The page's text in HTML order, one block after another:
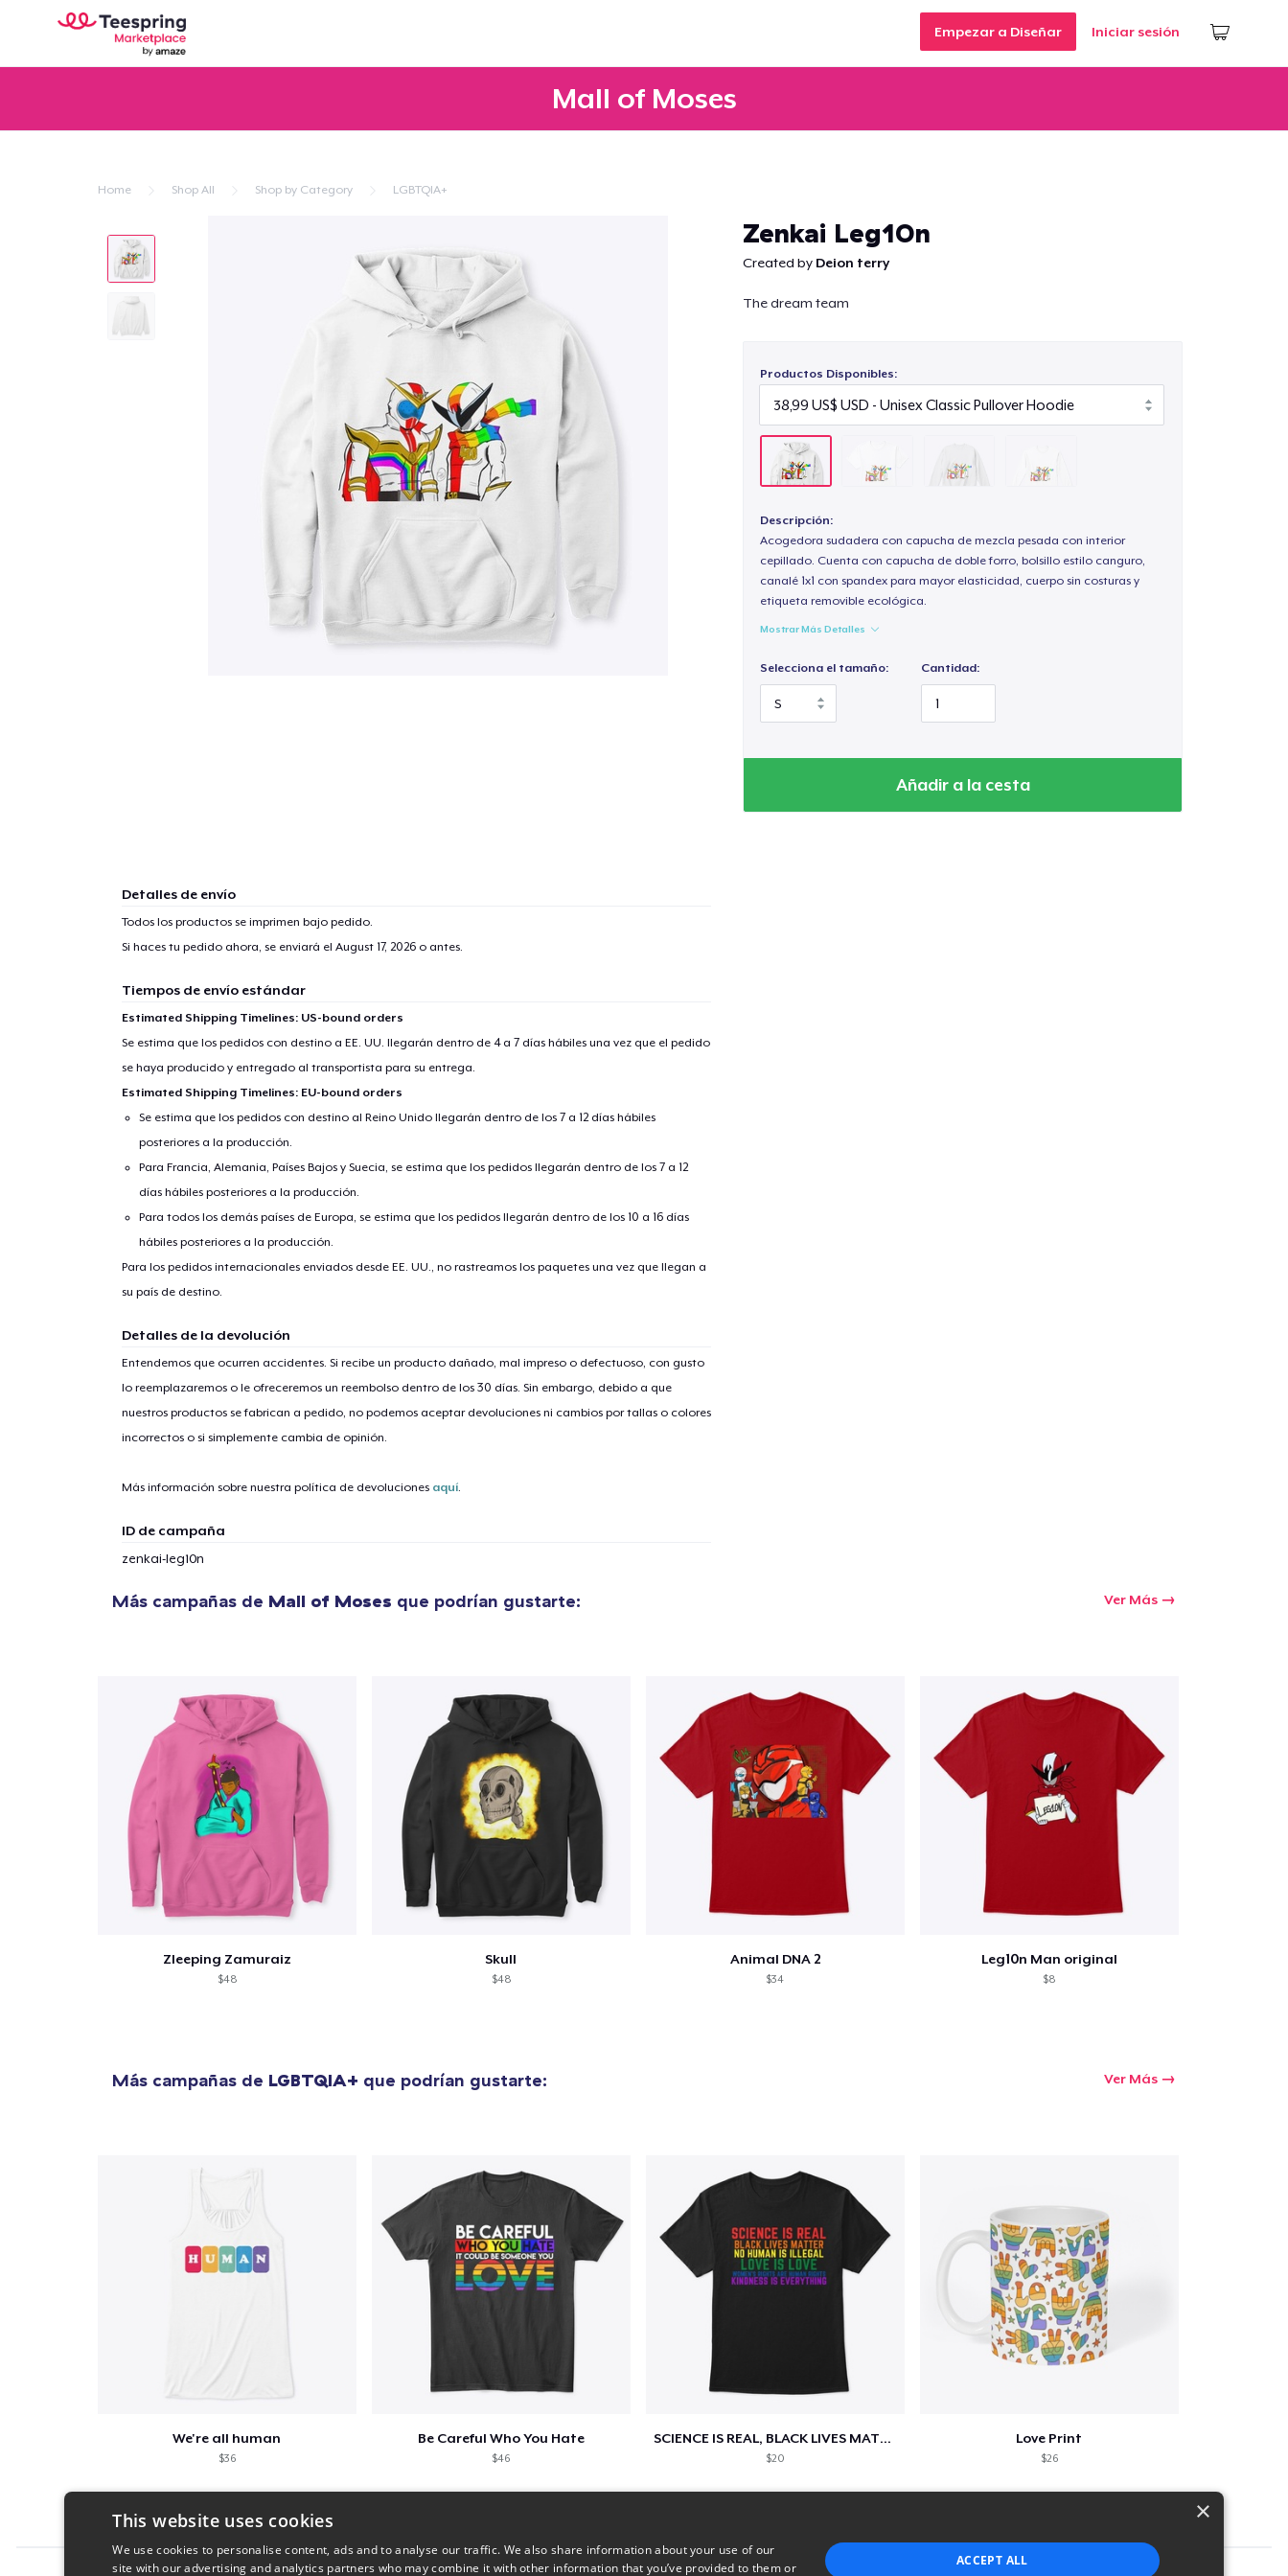
Empezar a Diseñar Iniciar sesión
Mall of Moses
Home Shop All Shop by Category LGBTQIA+
Zenkai Leg10n
Created by Deion terry
The dream team
Productos Disponibles:
Descripción:
Acogedora sudadera con capucha de mezcla pesada con interior
cepillado. Cuenta con capucha de doble forro, bolsillo estilo canguro,
canalé 1x1 con spandex para mayor elasticidad, cuerpo sin costuras y
etiqueta removible ecológica.
Mostrar Más Detalles
Selecciona el tamaño: Cantidad:
Añadir a la cesta
Detalles de envío
Todos los productos se imprimen bajo pedido.
Si haces tu pedido ahora, se enviará el August 17, 2026o antes.
Tiempos de envío estándar
Estimated Shipping Timelines: US-bound orders
Se estima que los pedidos con destino a EE. UU. llegarán dentro de 4 a 7 días hábiles una vez que el pedido
se haya producido y entregado al transportista para su entrega.
Estimated Shipping Timelines: EU-bound orders
Se estima que los pedidos con destino al Reino Unido llegarán dentro de los 7 a 12 días hábiles
posteriores a la producción.
Para Francia, Alemania, Países Bajos y Suecia, se estima que los pedidos llegarán dentro de los 7 a 12
días hábiles posteriores a la producción.
Para todos los demás países de Europa, se estima que los pedidos llegarán dentro de los 10 a 16 días
hábiles posteriores a la producción.
Para los pedidos internacionales enviados desde EE. UU., no rastreamos los paquetes una vez que llegan a
su país de destino.
Detalles de la devolución
Entendemos que ocurren accidentes. Si recibe un producto dañado, mal impreso o defectuoso, con gusto
lo reemplazaremos o le ofreceremos un reembolso dentro de los 30 días. Sin embargo, debido a que
nuestros productos se fabrican a pedido, no podemos aceptar devoluciones ni cambios por tallas o colores
incorrectos o si simplemente cambia de opinión.
Más información sobre nuestra política de devoluciones aquí.
ID de campaña
zenkai-leg10n
Más campañas de Mall of Moses que podrían gustarte: Ver Más
Zleeping Zamuraiz
$48
Skull
$48
Animal DNA 2
$34
Leg10n Man original
$8
Más campañas de LGBTQIA+ que podrían gustarte: Ver Más
We're all human
$36
Be Careful Who You Hate
$46
SCIENCE IS REAL, BLACK LIVES MATTER
$20
Love Print
$26
1artículo añadido al carrito
38,99 US$
Unisex Classic Crewneck Sweatshirt
33,99 US$
Classic Long Sleeve Tee
25,99 US$
×
This website uses cookies
We use cookies to personalise content, ads and to analyse our traffic. We also share information about your use of our
site with our advertising and analytics partners who may combine it with other information that you’ve provided to them or
ACCEPT ALL